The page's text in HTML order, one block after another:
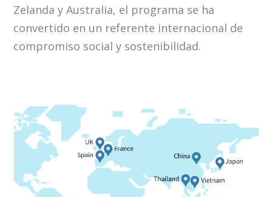
Zelanda y Australia, el programa se ha
convertido en un referente internacional de
compromiso social y sostenibilidad.